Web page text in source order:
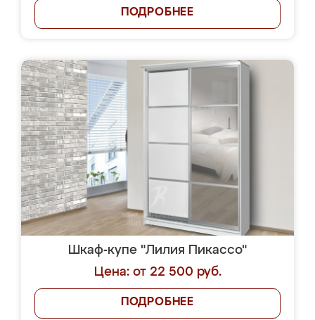
ПОДРОБНЕЕ
Шкаф-купе "Лилия Пикассо"
Цена: от 22 500 руб.
ПОДРОБНЕЕ